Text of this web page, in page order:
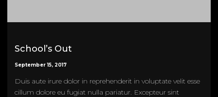
School’s Out
September 15, 2017
Duis aute irure dolor in reprehenderit in voluptate velit esse
cillum dolore eu fugiat nulla pariatur. Excepteur sint